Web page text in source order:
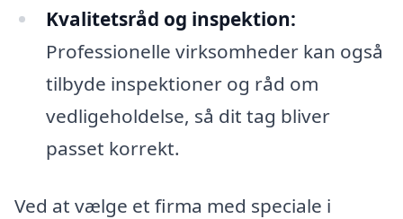
Kvalitetsråd og inspektion:
Professionelle virksomheder kan også
tilbyde inspektioner og råd om
vedligeholdelse, så dit tag bliver
passet korrekt.
Ved at vælge et firma med speciale i